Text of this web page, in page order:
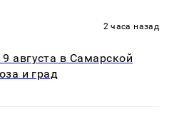
2 часа назад
августа в Самарской
и град